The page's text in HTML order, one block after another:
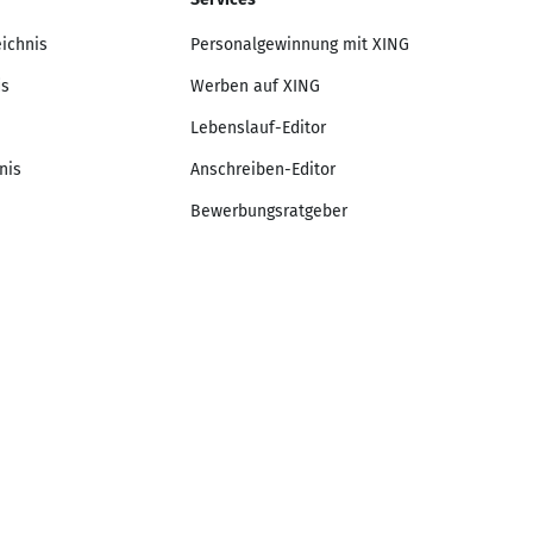
Personalgewinnung mit XING
Werben auf XING
Lebenslauf-Editor
Anschreiben-Editor
Bewerbungsratgeber